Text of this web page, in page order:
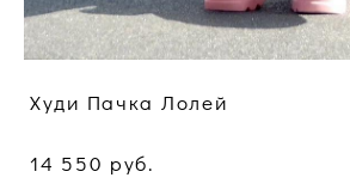
Худи Пачка Лолей
14 550 pуб.